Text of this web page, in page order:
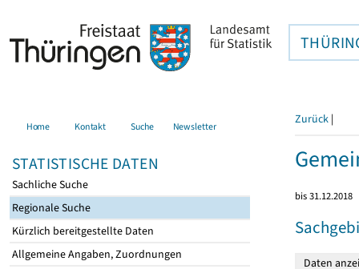
Home Kontakt Suche Newsletter
STATISTISCHE DATEN
Sachliche Suche
Regionale Suche
Kürzlich bereitgestellte Daten
Allgemeine Angaben, Zuordnungen
Zurück |
bis 31.12.2018